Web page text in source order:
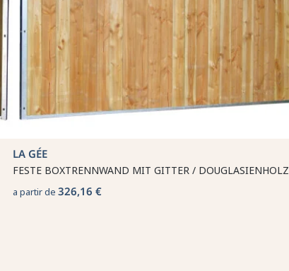
LA GÉE
FESTE BOXTRENNWAND MIT GITTER / DOUGLASIENHOLZ
a partir de 326,16 €